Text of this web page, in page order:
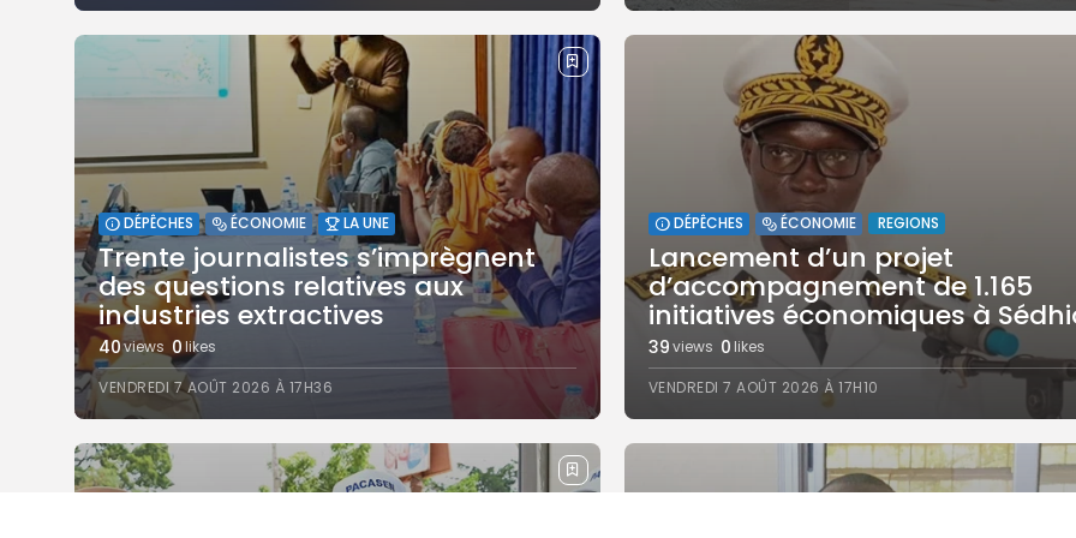
DÉPÊCHES ÉCONOMIE LA UNE
Trente journalistes s’imprègnent
des questions relatives aux
industries extractives
40views 0likes
VENDREDI 7 AOÛT 2026 À 17H36
DÉPÊCHES ÉCONOMIE REGIONS
Lancement d’un projet
d’accompagnement de 1.165
initiatives économiques à
39views 0 likes
VENDREDI 7 AOÛT 2026 À 17H10